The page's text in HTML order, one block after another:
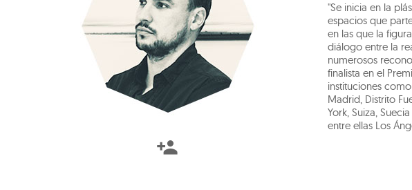
"Se inicia en la
espacios que
en las que la
diálogo entre la
numerosos
finalista en el
instituciones
Madrid, Distrito
York, Suiza,
entre ellas Los